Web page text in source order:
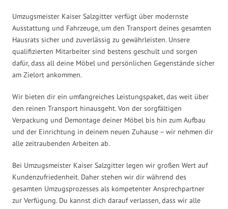
Umzugsmeister Kaiser Salzgitter verfügt über modernste
Ausstattung und Fahrzeuge, um den Transport deines gesamten
Hausrats sicher und zuverlässig zu gewährleisten. Unsere
qualifizierten Mitarbeiter sind bestens geschult und sorgen
dafür, dass all deine Möbel und persönlichen Gegenstände sicher
am Zielort ankommen.
Wir bieten dir ein umfangreiches Leistungspaket, das weit über
den reinen Transport hinausgeht. Von der sorgfältigen
Verpackung und Demontage deiner Möbel bis hin zum Aufbau
und der Einrichtung in deinem neuen Zuhause – wir nehmen dir
alle zeitraubenden Arbeiten ab.
Bei Umzugsmeister Kaiser Salzgitter legen wir großen Wert auf
Kundenzufriedenheit. Daher stehen wir dir während des
gesamten Umzugsprozesses als kompetenter Ansprechpartner
zur Verfügung. Du kannst dich darauf verlassen, dass wir alle